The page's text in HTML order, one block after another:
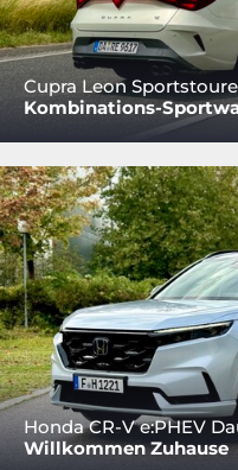
Cupra Leon
Kombinations-
Honda CR-V e:PHEV
Willkommen Zuhause